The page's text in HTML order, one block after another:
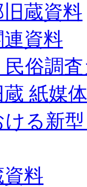
蔵資料
資料
俗調査
紙媒
ける新
料